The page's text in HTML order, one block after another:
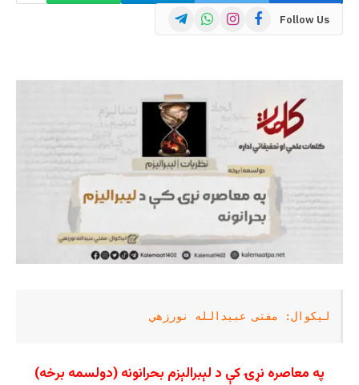
Follow Us
Facebook
Instagram
WhatsApp
Telegram
لیکوال: مفتی عبیدالله نورزهي
په معاصره نړۍ کې د لېبرالېزم بحرانونه (دولسمه برخه)